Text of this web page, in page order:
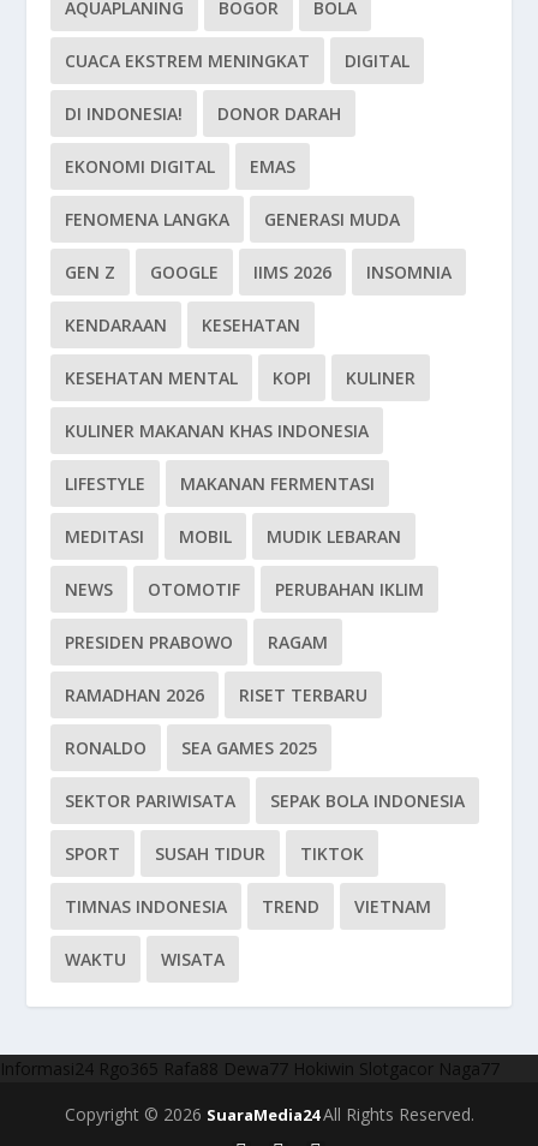
AQUAPLANING BOGOR BOLA
CUACA EKSTREM MENINGKAT DIGITAL
DI INDONESIA! DONOR DARAH
EKONOMI DIGITAL EMAS
FENOMENA LANGKA GENERASI MUDA
GEN Z GOOGLE IIMS 2026 INSOMNIA
KENDARAAN KESEHATAN
KESEHATAN MENTAL KOPI KULINER
KULINER MAKANAN KHAS INDONESIA
LIFESTYLE MAKANAN FERMENTASI
MEDITASI MOBIL MUDIK LEBARAN
NEWS OTOMOTIF PERUBAHAN IKLIM
PRESIDEN PRABOWO RAGAM
RAMADHAN 2026 RISET TERBARU
RONALDO SEA GAMES 2025
SEKTOR PARIWISATA SEPAK BOLA INDONESIA
SPORT SUSAH TIDUR TIKTOK
TIMNAS INDONESIA TREND VIETNAM
WAKTU WISATA
Informasi24 Rgo365 Rafa88 Dewa77 Hokiwin Slotgacor Naga77
Copyright © 2026 SuaraMedia24All Rights Reserved.